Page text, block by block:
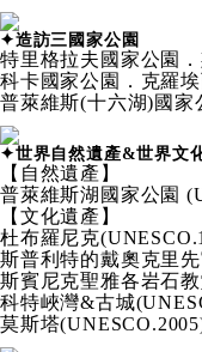
✦造訪三國家公園
特里格拉夫國家公園
科卡國家公園．克羅
普萊維斯(十六湖)國家
✦世界自然遺產&世界文
【自然遺產】
普萊維斯湖國家公園
【文化遺產】
杜布羅尼克
斯普利特的戴奧克里
斯賓尼克聖雅各岩石
科特峽灣&古城
莫斯塔